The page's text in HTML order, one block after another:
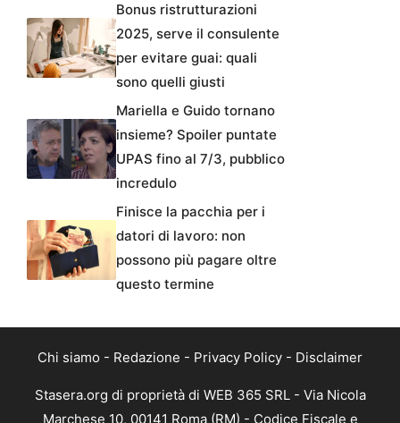
Bonus ristrutturazioni
2025, serve il consulente
per evitare guai: quali
sono quelli giusti
Mariella e Guido tornano
insieme? Spoiler puntate
UPAS fino al 7/3, pubblico
incredulo
Finisce la pacchia per i
datori di lavoro: non
possono più pagare oltre
questo termine
Chi siamo - Redazione - Privacy Policy - Disclaimer
Stasera.org di proprietà di WEB 365 SRL - Via Nicola
Marchese 10, 00141 Roma (RM) - Codice Fiscale e